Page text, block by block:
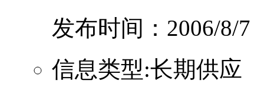
发布时间：2006/8/7
信息类型:长期供应